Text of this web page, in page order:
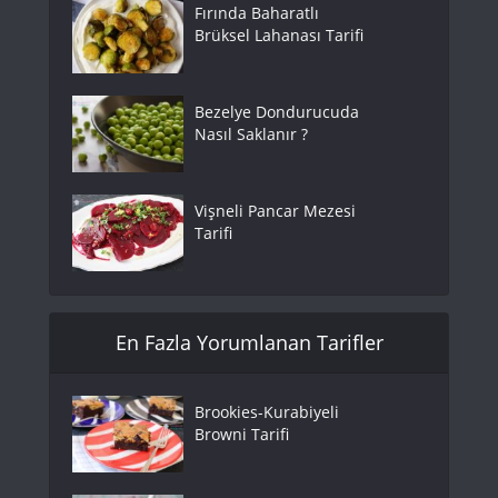
Fırında Baharatlı
Brüksel Lahanası Tarifi
Bezelye Dondurucuda
Nasıl Saklanır ?
Vişneli Pancar Mezesi
Tarifi
En Fazla Yorumlanan Tarifler
Brookies-Kurabiyeli
Browni Tarifi